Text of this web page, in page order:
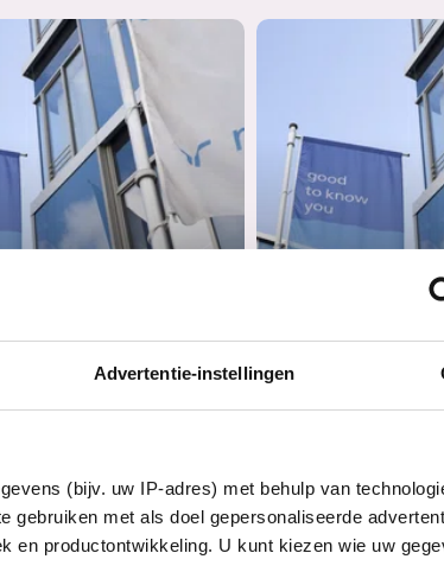
Advertentie-instellingen
(bijv. uw IP-adres) met behulp van
gebruiken met als doel gepersonaliseerde
en productontwikkeling. U kunt kiezen wie uw
Groep
geef je mening!
3 juli 2025
Randstad
Op woensdag 2